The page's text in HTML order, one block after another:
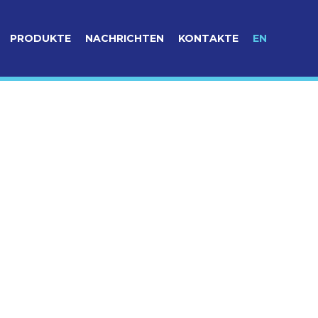
PRODUKTE NACHRICHTEN KONTAKTE EN